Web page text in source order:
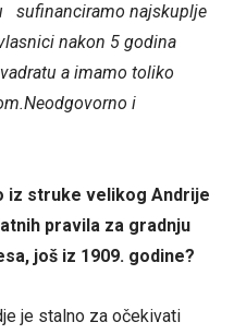
sufinanciramo najskuplje
nakon 5 godina
a imamo toliko
i
iz struke velikog Andrije
pravila za gradnju
još iz 1909. godine?
je stalno za očekivati